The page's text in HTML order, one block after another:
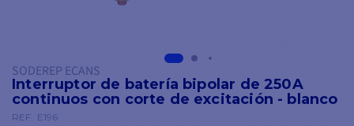
SODEREP ECANS
Interruptor de batería bipolar de 250A
continuos con corte de excitación - blanco
REF. E196